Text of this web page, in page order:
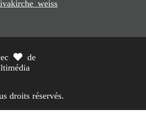
de
droits réservés.